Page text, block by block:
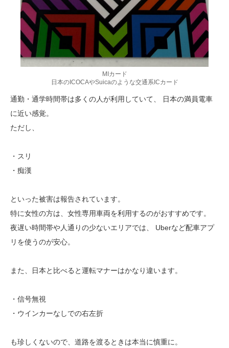
MIカード
日本のICOCAやSuicaのような交通系ICカード
通勤・通学時間帯は多くの人が利用していて、 日本の満員電車
に近い感覚。
ただし、
・スリ
・痴漢
といった被害は報告されています。
特に女性の方は、女性専用車両を利用するのがおすすめです。
夜遅い時間帯や人通りの少ないエリアでは、 Uberなど配車アプ
リを使うのが安心。
また、日本と比べると運転マナーはかなり違います。
・信号無視
・ウインカーなしでの右左折
も珍しくないので、道路を渡るときは本当に慎重に。